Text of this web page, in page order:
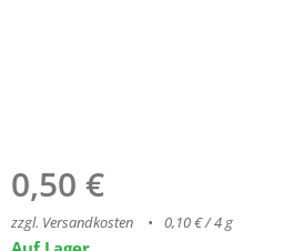
0,50 €
zzgl. Versandkosten 0,10 € / 4 g